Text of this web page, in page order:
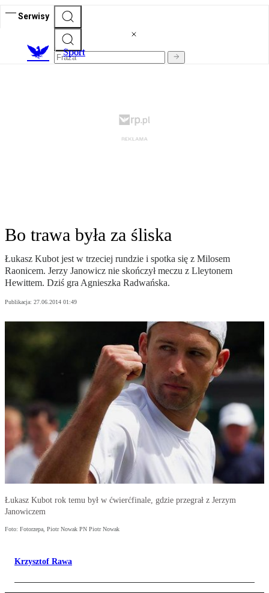
Serwisy
Sport
Bo trawa była za śliska
Łukasz Kubot jest w trzeciej rundzie i spotka się z Milosem
Raonicem. Jerzy Janowicz nie skończył meczu z Lleytonem
Hewittem. Dziś gra Agnieszka Radwańska.
Publikacja: 27.06.2014 01:49
Łukasz Kubot rok temu był w ćwierćfinale, gdzie przegrał z Jerzym
Janowiczem
Foto: Fotorzepa, Piotr Nowak PN Piotr Nowak
Krzysztof Rawa